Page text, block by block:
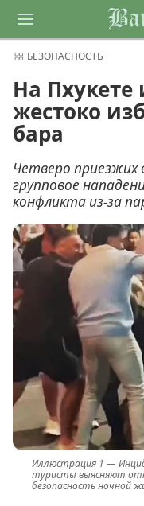
БЕЗОПАСНОСТЬ
На Пхукете
жестоко
бара
Четверо приезжих
групповое
конфликта из-за
туристы выясняют
безопасность ночной